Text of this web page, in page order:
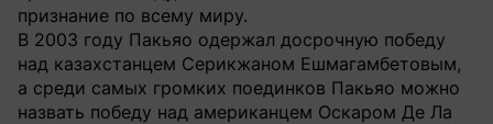
признание по всему миру.
В 2003 году Пакьяо одержал досрочную победу
над казахстанцем Серикжаном Ешмагамбетовым,
а среди самых громких поединков Пакьяо можно
назвать победу над американцем Оскаром Де Ла